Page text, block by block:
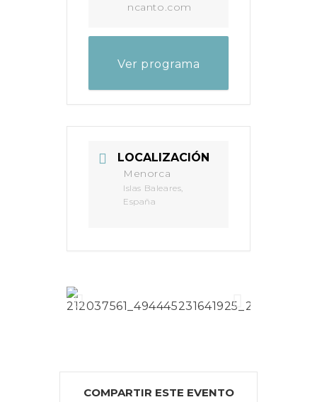
ncanto.com
Ver programa
LOCALIZACIÓN
Menorca
Islas Baleares,
España
COMPARTIR ESTE EVENTO